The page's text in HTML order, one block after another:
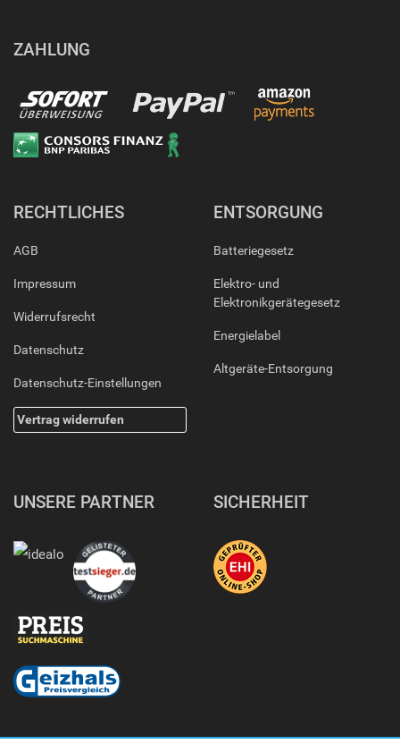
ZAHLUNG
RECHTLICHES
AGB
Impressum
Widerrufsrecht
Datenschutz
Datenschutz-Einstellungen
Vertrag widerrufen
ENTSORGUNG
Batteriegesetz
Elektro- und
Elektronikgerätegesetz
Energielabel
Altgeräte-Entsorgung
UNSERE PARTNER SICHERHEIT